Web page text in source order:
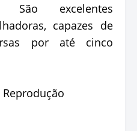
São excelentes
capazes de
por até cinco